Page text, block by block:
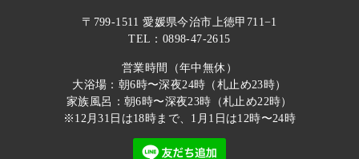
〒799-1511 愛媛県今治市上徳甲711−1
TEL：0898-47-2615
営業時間（年中無休）
大浴場：朝6時〜深夜24時（札止め23時）
家族風呂：朝6時〜深夜23時（札止め22時）
※12月31日は18時まで、1月1日は12時〜24時